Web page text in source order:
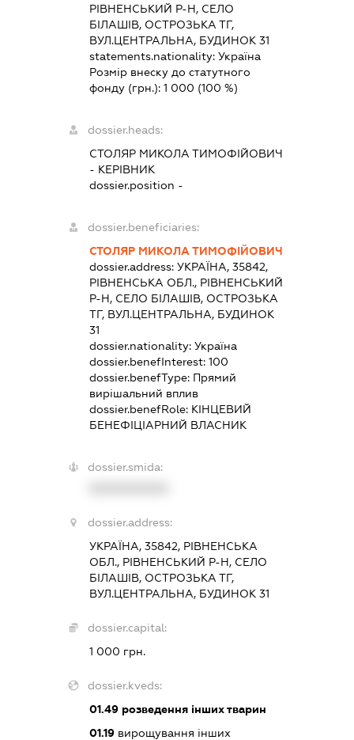
РІВНЕНСЬКИЙ Р-Н, СЕЛО
БІЛАШІВ, ОСТРОЗЬКА ТГ,
ВУЛ.ЦЕНТРАЛЬНА, БУДИНОК 31
statements.nationality:Україна
Розмір внеску до статутного
фонду (грн.):1 000 (100 %)
dossier.heads:
СТОЛЯР МИКОЛА ТИМОФІЙОВИЧ
- КЕРІВНИК
dossier.position -
dossier.beneficiaries:
СТОЛЯР МИКОЛА ТИМОФІЙОВИЧ
dossier.address:УКРАЇНА, 35842,
РІВНЕНСЬКА ОБЛ., РІВНЕНСЬКИЙ
Р-Н, СЕЛО БІЛАШІВ, ОСТРОЗЬКА
ТГ, ВУЛ.ЦЕНТРАЛЬНА, БУДИНОК
31
dossier.nationality:Україна
dossier.benefInterest:100
dossier.benefType: Прямий
вирішальний вплив
dossier.benefRole: КІНЦЕВИЙ
БЕНЕФІЦІАРНИЙ ВЛАСНИК
dossier.smida:
dossier.address:
УКРАЇНА, 35842, РІВНЕНСЬКА
ОБЛ., РІВНЕНСЬКИЙ Р-Н, СЕЛО
БІЛАШІВ, ОСТРОЗЬКА ТГ,
ВУЛ.ЦЕНТРАЛЬНА, БУДИНОК 31
dossier.capital:
1 000 грн.
dossier.kveds:
01.49 розведення інших тварин
01.19 вирощування інших